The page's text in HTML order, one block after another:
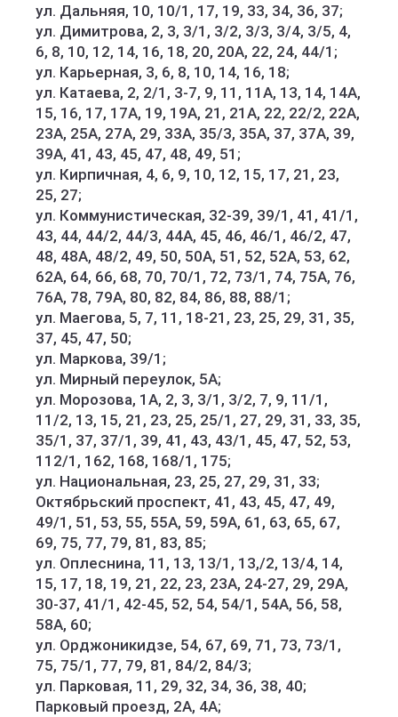
ул. Дальняя, 10, 10/1, 17, 19, 33, 34, 36, 37;
ул. Димитрова, 2, 3, 3/1, 3/2, 3/3, 3/4, 3/5, 4,
6, 8, 10, 12, 14, 16, 18, 20, 20А, 22, 24, 44/1;
ул. Карьерная, 3, 6, 8, 10, 14, 16, 18;
ул. Катаева, 2, 2/1, 3-7, 9, 11, 11А, 13, 14, 14А,
15, 16, 17, 17А, 19, 19А, 21, 21А, 22, 22/2, 22А,
23А, 25А, 27А, 29, 33А, 35/3, 35А, 37, 37А, 39,
39А, 41, 43, 45, 47, 48, 49, 51;
ул. Кирпичная, 4, 6, 9, 10, 12, 15, 17, 21, 23,
25, 27;
ул. Коммунистическая, 32-39, 39/1, 41, 41/1,
43, 44, 44/2, 44/3, 44А, 45, 46, 46/1, 46/2, 47,
48, 48А, 48/2, 49, 50, 50А, 51, 52, 52А, 53, 62,
62А, 64, 66, 68, 70, 70/1, 72, 73/1, 74, 75А, 76,
76А, 78, 79А, 80, 82, 84, 86, 88, 88/1;
ул. Маегова, 5, 7, 11, 18-21, 23, 25, 29, 31, 35,
37, 45, 47, 50;
ул. Маркова, 39/1;
ул. Мирный переулок, 5А;
ул. Морозова, 1А, 2, 3, 3/1, 3/2, 7, 9, 11/1,
11/2, 13, 15, 21, 23, 25, 25/1, 27, 29, 31, 33, 35,
35/1, 37, 37/1, 39, 41, 43, 43/1, 45, 47, 52, 53,
112/1, 162, 168, 168/1, 175;
ул. Национальная, 23, 25, 27, 29, 31, 33;
Октябрьский проспект, 41, 43, 45, 47, 49,
49/1, 51, 53, 55, 55А, 59, 59А, 61, 63, 65, 67,
69, 75, 77, 79, 81, 83, 85;
ул. Оплеснина, 11, 13, 13/1, 13,/2, 13/4, 14,
15, 17, 18, 19, 21, 22, 23, 23А, 24-27, 29, 29А,
30-37, 41/1, 42-45, 52, 54, 54/1, 54А, 56, 58,
58А, 60;
ул. Орджоникидзе, 54, 67, 69, 71, 73, 73/1,
75, 75/1, 77, 79, 81, 84/2, 84/3;
ул. Парковая, 11, 29, 32, 34, 36, 38, 40;
Парковый проезд, 2А, 4А;